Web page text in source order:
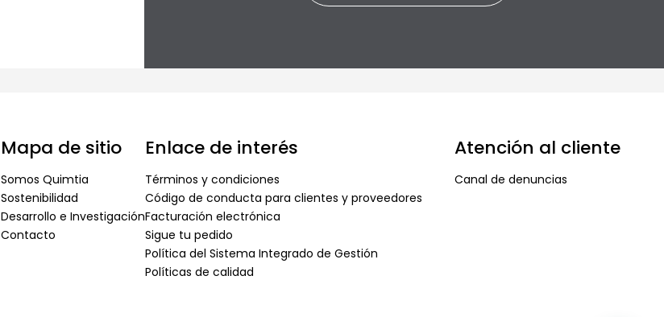
Mapa de sitio
Somos Quimtia
Sostenibilidad
Desarrollo e Investigación
Contacto
Enlace de interés
Términos y condiciones
Código de conducta para clientes y proveedores
Facturación electrónica
Sigue tu pedido
Política del Sistema Integrado de Gestión
Políticas de calidad
Atención al cliente
Canal de denuncias